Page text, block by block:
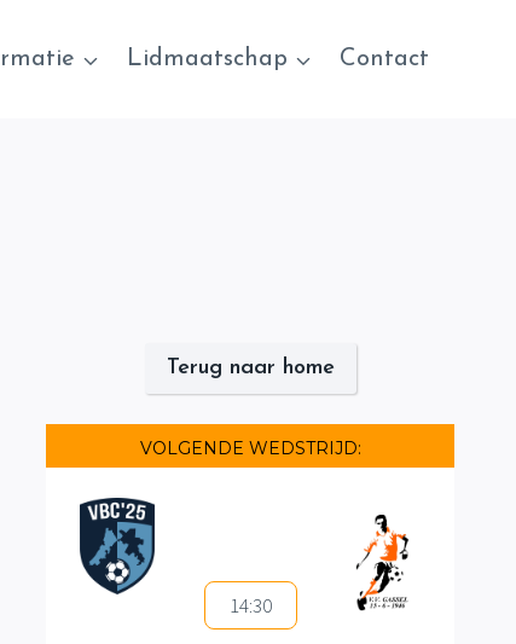
Lidmaatschap Contact
Terug naar home
VOLGENDE WEDSTRIJD:
14:30